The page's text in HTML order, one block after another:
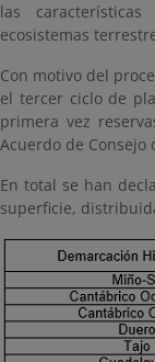
las
ecosistemas
Con motivo del
el tercer ciclo de
primera vez
Acuerdo de
En total se han
superficie,